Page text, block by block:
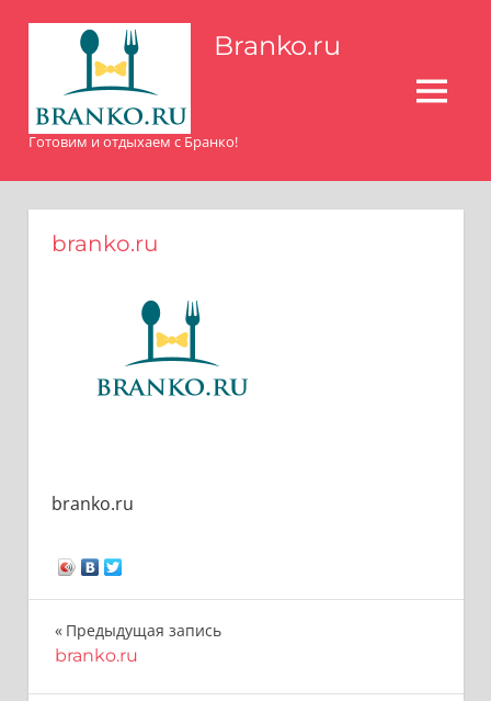
содержимому
Branko.ru
Готовим и отдыхаем с Бранко!
МЕНЮ
branko.ru
branko.ru
Навигация
Предыдущая запись
branko.ru